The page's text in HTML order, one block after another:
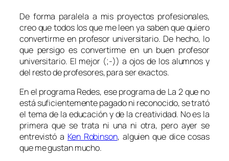
De forma paralela a mis proyectos profesionales,
creo que todos los que me leen ya saben que quiero
convertirme en profesor universitario. De hecho, lo
que persigo es convertirme en un buen profesor
universitario. El mejor (;-)) a ojos de los alumnos y
del resto de profesores, para ser exactos.
En el programa Redes, ese programa de La 2 que no
está suficientemente pagado ni reconocido, se trató
el tema de la educación y de la creatividad. No es la
primera que se trata ni una ni otra, pero ayer se
entrevistó a Ken Robinson, alguien que dice cosas
que me gustan mucho.